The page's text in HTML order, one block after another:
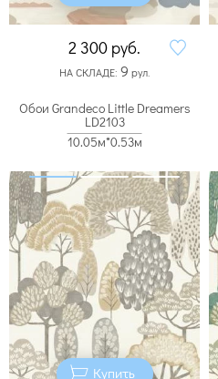
2 300 руб.
НА СКЛАДЕ: 9 рул.
Обои Grandeco Little Dreamers
LD2103
10.05м*0.53м
Купить